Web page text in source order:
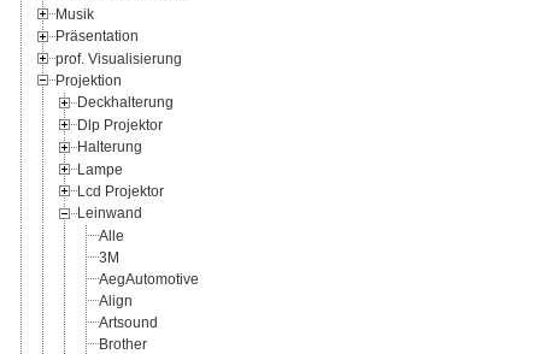
Musik
Präsentation
prof. Visualisierung
Projektion
Deckhalterung
Dlp Projektor
Halterung
Lampe
Lcd Projektor
Leinwand
Alle
3M
AegAutomotive
Align
Artsound
Brother